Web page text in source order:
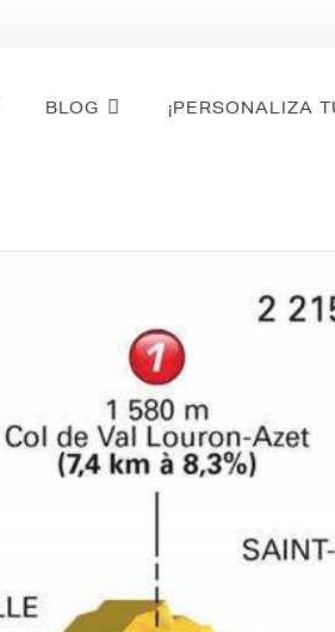
BLOG ¡PERSONALIZA